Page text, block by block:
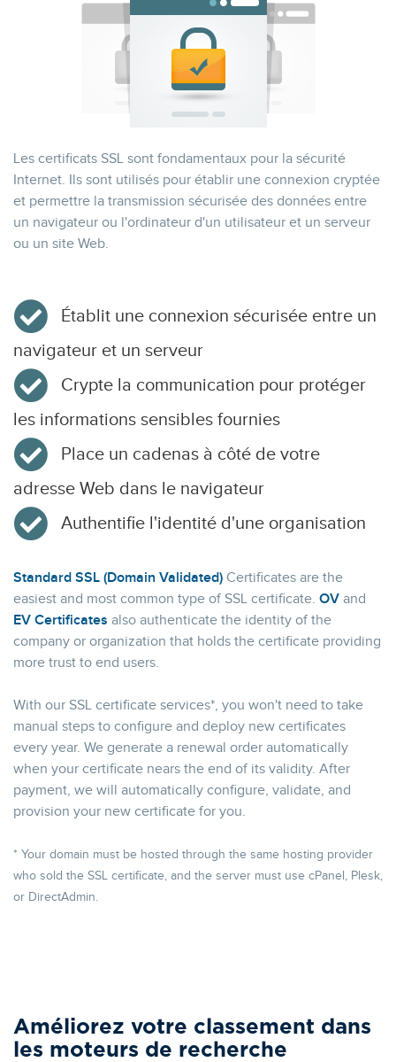
Les certificats SSL sont fondamentaux pour la sécurité
Internet. Ils sont utilisés pour établir une connexion cryptée
et permettre la transmission sécurisée des données entre
un navigateur ou l'ordinateur d'un utilisateur et un serveur
ou un site Web.
Établit une connexion sécurisée entre un
navigateur et un serveur
Crypte la communication pour protéger
les informations sensibles fournies
Place un cadenas à côté de votre
adresse Web dans le navigateur
Authentifie l'identité d'une organisation
Standard SSL (Domain Validated) Certificates are the
easiest and most common type of SSL certificate. OV and
EV Certificates also authenticate the identity of the
company or organization that holds the certificate providing
more trust to end users.
With our SSL certificate services*, you won't need to take
manual steps to configure and deploy new certificates
every year. We generate a renewal order automatically
when your certificate nears the end of its validity. After
payment, we will automatically configure, validate, and
provision your new certificate for you.
* Your domain must be hosted through the same hosting provider
who sold the SSL certificate, and the server must use cPanel, Plesk,
or DirectAdmin.
Améliorez votre classement dans
les moteurs de recherche